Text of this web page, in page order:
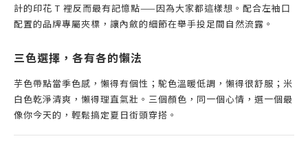
計的印花 T 裡反而最有記憶點——因為大家都這樣想。配合左袖口
配置的品牌專屬夾標，讓內斂的細節在舉手投足間自然流露。
三色選擇，各有各的懶法
芋色帶點當季色感，懶得有個性；駝色溫暖低調，懶得很舒服；米
白色乾淨清爽，懶得理直氣壯。三個顏色，同一個心情，選一個最
像你今天的，輕鬆搞定夏日街頭穿搭。